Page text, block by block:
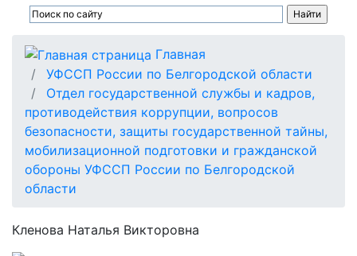
Главная
УФССП России по Белгородской области
Отдел государственной службы и кадров,
противодействия коррупции, вопросов
безопасности, защиты государственной тайны,
мобилизационной подготовки и гражданской
обороны УФССП России по Белгородской
области
Кленова Наталья Викторовна